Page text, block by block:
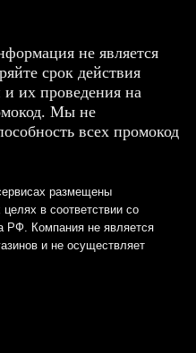
не является
срок действия
их проведения на
Мы не
всех промокод
размещены
в соответствии со
РФ. Компания не является
и не осуществляет